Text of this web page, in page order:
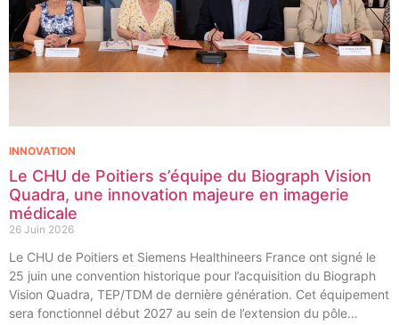
Le CHU de Poitiers s’équipe du Biograph Vision
Quadra, une innovation majeure en imagerie
médicale
26 Juin 2026
INNOVATION
Le CHU de Poitiers et Siemens Healthineers France ont signé le
25 juin une convention historique pour l’acquisition du Biograph
Vision Quadra, TEP/TDM de dernière génération. Cet équipement
sera fonctionnel début 2027 au sein de l’extension du pôle